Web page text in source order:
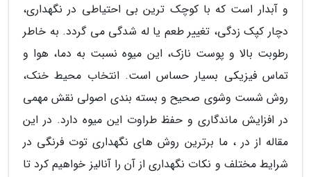
و آبدار است که با کوچک ترین بی احتیاطی در نگهداری،
دچار کپک زدگی، تغییر طعم یا له شدگی می گردد. به خاطر
رطوبت بالا و پوست نازک، این میوه نسبت به دما، هوا و
تماس فیزیکی بسیار حساس است. انتخاب محیط خنک،
روش شست وشوی صحیح و بسته بندی اصولی نقش مهمی
در افزایش ماندگاری و حفظ طراوت این میوه دارد. در این
مقاله از در ، ما برترین روش های نگهداری توت فرنگی در
شرایط مختلف و نکات نگهداری از آن را آنالیز خواهیم کرد تا